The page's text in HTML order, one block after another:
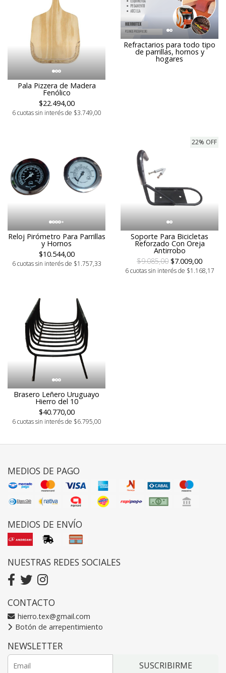
Pala Pizzera de Madera
Fenólico
$22.494,00
6 cuotas sin interés de $3.749,00
Refractarios para todo tipo
de parrillas, hornos y
hogares
Reloj Pirómetro Para Parrillas
y Hornos
$10.544,00
6 cuotas sin interés de $1.757,33
22% OFF
Soporte Para Bicicletas
Reforzado Con Oreja
Antirrobo
$9.085,00 $7.009,00
6 cuotas sin interés de $1.168,17
Brasero Leñero Uruguayo
Hierro del 10
$40.770,00
6 cuotas sin interés de $6.795,00
MEDIOS DE PAGO
MEDIOS DE ENVÍO
NUESTRAS REDES SOCIALES
CONTACTO
hierro.tex@gmail.com
Botón de arrepentimiento
NEWSLETTER
SUSCRIBIRME